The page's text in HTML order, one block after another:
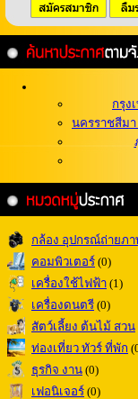
กรุง
นครราชสีมา
กล้อง อุปกรณ์ถ่ายภา
คอมพิวเตอร์ (0)
เครื่องใช้ไฟฟ้า (1)
เครื่องดนตรี (0)
สัตว์เลี้ยง ต้นไม้ สวน
ท่องเที่ยว ทัวร์ ที่พัก
ธุรกิจ งาน (0)
เฟอนิเจอร์ (0)